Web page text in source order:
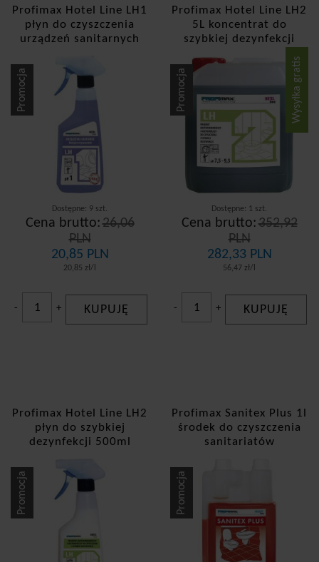
Profimax Hotel Line LH1
płyn do czyszczenia
urządzeń sanitarnych
Dostępne: 9 szt.
Cena brutto: 26,06
PLN
20,85 PLN
20,85 zł/l
Promocja
- + KUPUJĘ
Profimax Hotel Line LH2
5L koncentrat do
szybkiej dezynfekcji
Dostępne: 1 szt.
Cena brutto: 352,92
PLN
282,33 PLN
56,47 zł/l
Promocja Wysyłka gratis
- + KUPUJĘ
Profimax Hotel Line LH2
płyn do szybkiej
dezynfekcji 500ml
Promocja
Profimax Sanitex Plus 1l
środek do czyszczenia
sanitariatów
Promocja